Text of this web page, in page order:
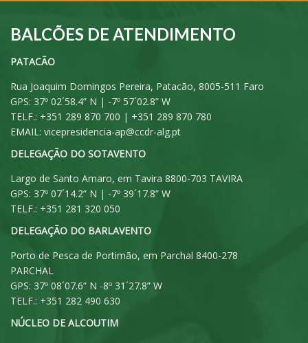
BALCÕES DE ATENDIMENTO
PATACÃO
Rua Joaquim Domingos Pereira, Patacão, 8005-511 Faro
GPS: 37º 02´58.4” N | -7º 57´02.8” W
TELF.: +351 289 870 700 | +351 289 870 780
EMAIL: vicepresidencia-ap@ccdr-alg.pt
DELEGAÇÃO DO SOTAVENTO
Largo de Santo Amaro, em Tavira 8800-703 TAVIRA
GPS: 37º 07´14.2” N | -7º 39´17.8” W
TELF.: +351 281 320 050
DELEGAÇÃO DO BARLAVENTO
Porto de Pesca de Portimão, em Parchal 8400-278
PARCHAL
GPS: 37º 08´07.6” N -8º 31´27.8” W
TELF.: +351 282 490 630
NÚCLEO DE ALCOUTIM